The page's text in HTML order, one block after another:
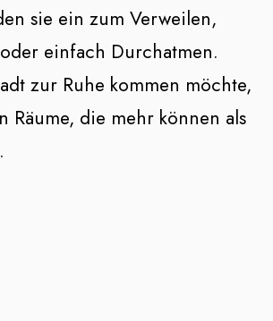
sie ein zum Verweilen,
einfach Durchatmen.
zur Ruhe kommen möchte,
Räume, die mehr können als